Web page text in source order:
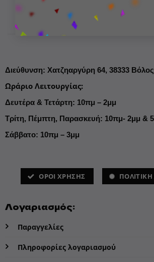
100% Ασφαλείς Συναλλαγές
Διεύθυνση: Χατζηαργύρη 64, 38333 Βόλος
Ωράριο Λειτουργίας:
Δευτέρα & Τετάρτη: 10πμ – 2μμ
Τρίτη, Πέμπτη, Παρασκευή: 10πμ- 2μμ &
Σάββατο: 10πμ – 3μμ
ΌΡΟΙ ΧΡΗΣΗΣ
Λογαριασμός:
Παραγγελίες
Πληροφορίες λογαριασμού